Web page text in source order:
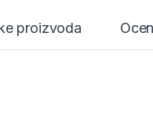
proizvoda